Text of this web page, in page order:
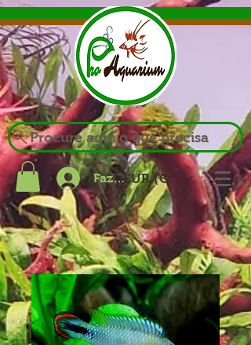
Procure aqui o que precisa
Fazer login
EUR (€)